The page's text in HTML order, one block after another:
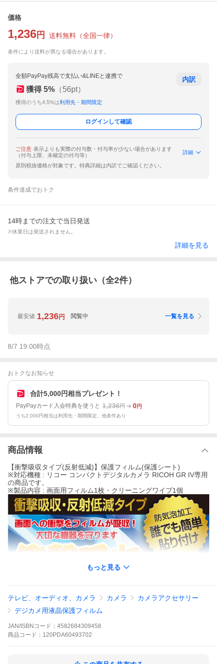
価格
1,236 円 送料無料 （全国一律）
条件により送料が異なる場合があります。
全額PayPay残高で支払い&LINEと連携で
獲得 5% （56pt）
獲得のうち4.5%は利用先・期間限定
内訳
ログインして確認
ご注意 表示よりも実際の付与数・付与率が少ない場合があります
（付与上限、未確定の付与等）
詳細
原則税抜価格が対象です。特典詳細は内訳でご確認ください。
条件達成でおトク
14時までの注文で当日発送
※休業日は発送されません。
詳細を見る
他ストアでの取り扱い（全2件）
最安値 1,236円 閲覧中 一覧を見る
8/7 19:00時点
おトクなお知らせ
合計5,000円相当プレゼント！
PayPayカード入会特典を使うと 1,236円 0円
うち2,000円相当は利用先・期間限定。他条件あり
商品情報
【衝撃吸収タイプ(反射低減)】保護フィルム(保護シート)
※対応機種 : リコー コンパクトデジタルカメラ RICOH GR IV専用
の商品です。
※製品内容 : 画面用フィルム1枚・クリーニングワイプ1個
もっと見る
テレビ、オーディオ、カメラ カメラ
カメラアクセサリー
デジカメ用液晶保護フィルム
JAN/ISBNコード： 4582684309458
商品 コード： 120PDA60493702